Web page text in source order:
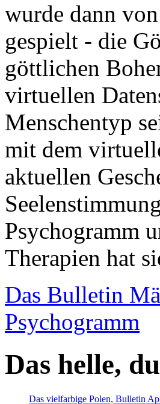
wurde dann
gespielt - die
göttlichen
virtuellen
Menschentyp
mit dem
aktuellen
Psychogramm
Therapien hat
Das Bulletin
Psychogramm
Das helle,
Das vielfarbige Polen, Bulletin